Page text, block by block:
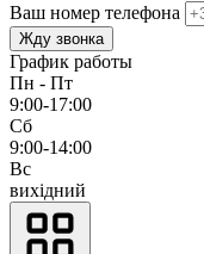
Ваш номер телефона
Жду звонка
График работы
Пн - Пт
9:00-17:00
Сб
9:00-14:00
Вс
вихідний